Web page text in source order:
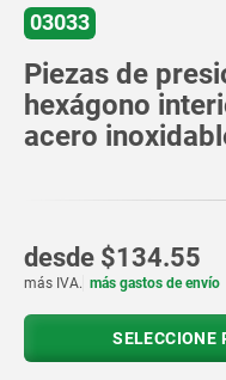
03033
Piezas de
hexágono
acero
desde $134.55
más IVA. más gastos de envío
SELECCIONE